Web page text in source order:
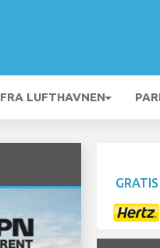
LUFTHAVNEN
GRATIS